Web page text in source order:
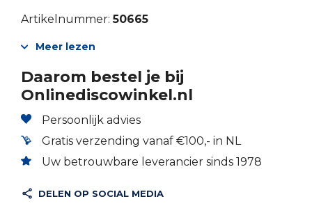
Artikelnummer:50665
Meer lezen
Daarom bestel je bij
Onlinediscowinkel.nl
Persoonlijk advies
Gratis verzending vanaf €100,- in NL
Uw betrouwbare leverancier sinds 1978
DELEN OP SOCIAL MEDIA